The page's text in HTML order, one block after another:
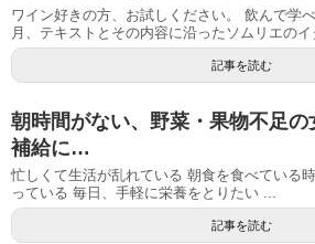
ワイン好きの方、お試しください。 飲んで学
月、テキストとその内容に沿ったソムリエのイ
記事を読む
朝時間がない、野菜・果物不足
補給に…
忙しくて生活が乱れている 朝食を食べている
っている 毎日、手軽に栄養をとりたい ...
記事を読む